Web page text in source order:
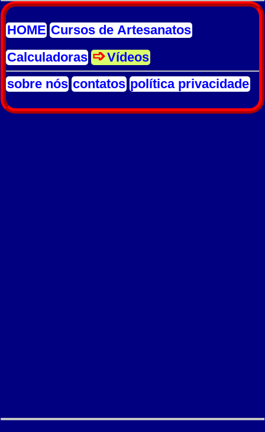
HOME Cursos de Artesanatos
Calculadoras
Vídeos
sobre nós contatos política privacidade